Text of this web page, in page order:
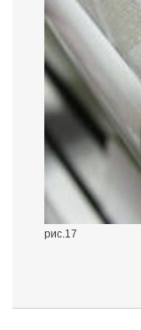
рис.17